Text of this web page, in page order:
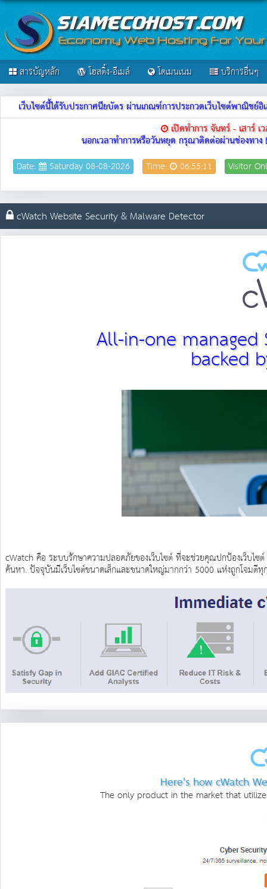
สารบัญหลัก โฮสติ้ง-อีเมล์ โดเมนเนม บริการอื่นๆ
เว็บไซต์นี้ได้รับประกาศนียบัตร ผ่านเกณฑ์การประกวดเว็บไซต์พาณิช
เปิดทำการ จันทร์ - เสาร์
นอกเวลาทำการหรือวันหยุด กรุณาติดต่อผ่านช่องทาง
Date: Saturday 08-08-2026 Time: 06:55:11 Visitor
cWatch Website Security & Malware Detector
All-in-one managed
backed
cWatch คือ ระบบรักษาความปลอดภัยของเว็บไซต์ ที่จะช่วยคุณปกป้องเว็บไ
ค้นหา. ปัจจุบันมีเว็บไซต์ขนาดเล็กและขนาดใหญ่มากกว่า 5000 แห่งถูกโจมตี
Here's how cWatch
The only product in the market that